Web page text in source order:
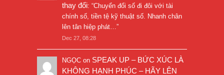
thay đổi: “Chuyển đổi số đi đôi với tài
chính số, tiền tệ kỹ thuật số. Nhanh chân
lên tân hiệp phát… ”
Dec 27, 08:28
NGỌC on SPEAK UP – BỨC XÚC LÀ
KHÔNG HẠNH PHÚC – HÃY LÊN